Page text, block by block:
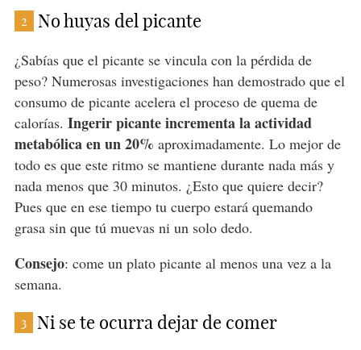
2 No huyas del picante
¿Sabías que el picante se vincula con la pérdida de
peso? Numerosas investigaciones han demostrado que el
consumo de picante acelera el proceso de quema de
calorías. Ingerir picante incrementa la actividad
metabólica en un 20% aproximadamente. Lo mejor de
todo es que este ritmo se mantiene durante nada más y
nada menos que 30 minutos. ¿Esto que quiere decir?
Pues que en ese tiempo tu cuerpo estará quemando
grasa sin que tú muevas ni un solo dedo.
Consejo: come un plato picante al menos una vez a la
semana.
3 Ni se te ocurra dejar de comer